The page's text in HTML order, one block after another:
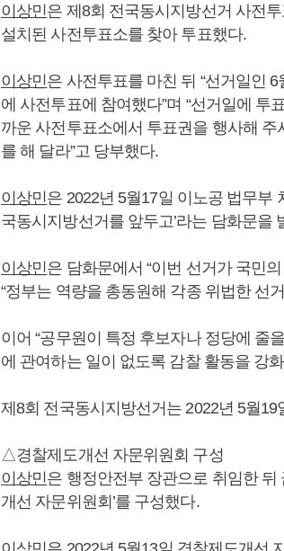
이상민은 제8회 전국동시지방선거 사전
설치된 사전투표소를 찾아 투표했다.
이상민은 사전투표를 마친 뒤 “선거일인
에 사전투표에 참여했다”며 “선거일에
까운 사전투표소에서 투표권을 행사해
를 해 달라”고 당부했다.
이상민은 2022년 5월17일 이노공 법무부
국동시지방선거를 앞두고’라는 담화문을
이상민은 담화문에서 “이번 선거가 국민
“정부는 역량을 총동원해 각종 위법한 선
이어 “공무원이 특정 후보자나 정당에 줄
에 관여하는 일이 없도록 감찰 활동을 강
제8회 전국동시지방선거는 2022년 5월
△경찰제도개선 자문위원회 구성
이상민은 행정안전부 장관으로 취임한 뒤
개선 자문위원회’를 구성했다.